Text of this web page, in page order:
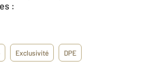
:
Exclusivité DPE